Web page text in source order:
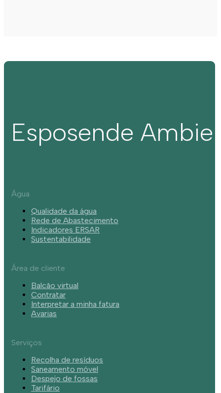
Esposende
Água
Qualidade da água
Rede de Abastecimento
Indicadores ERSAR
Sustentabilidade
Área de cliente
Balcão virtual
Contratar
Interpretar a minha fatura
Avarias
Serviços
Recolha de resíduos
Saneamento móvel
Despejo de fossas
Tarifário